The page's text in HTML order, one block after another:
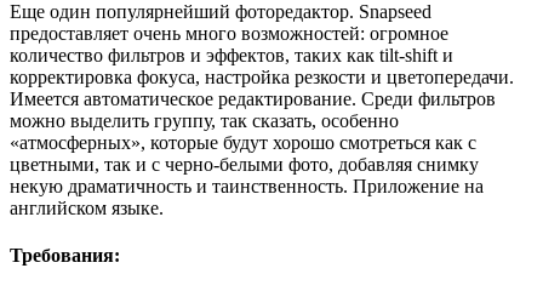
Еще один популярнейший фоторедактор. Snapseed
предоставляет очень много возможностей: огромное
количество фильтров и эффектов, таких как tilt-shift и
корректировка фокуса, настройка резкости и цветопередачи.
Имеется автоматическое редактирование. Среди фильтров
можно выделить группу, так сказать, особенно
«атмосферных», которые будут хорошо смотреться как с
цветными, так и с черно-белыми фото, добавляя снимку
некую драматичность и таинственность. Приложение на
английском языке.
Требования: